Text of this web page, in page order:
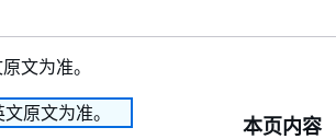
文为准。
原文为准。
本页内容